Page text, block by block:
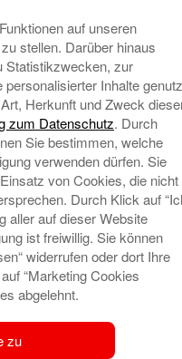
Schule
Medien sind
unserer
auch in
für die
Dabei
Mehr
auf unseren
stellen. Darüber hinaus
Statistikzwecken, zur
Inhalte
Herkunft und Zweck
zum Datenschutz. Durch
Sie bestimmen, welche
verwenden dürfen. Sie
von Cookies, die nicht
Durch Klick auf
aller auf dieser Website
ist freiwillig. Sie können
widerrufen oder dort Ihre
“Marketing Cookies
abgelehnt.
zu